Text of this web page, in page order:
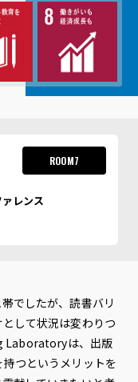
レンス
ROOM7
でしたが、読書バリ
して状況は変わりつ
Laboratoryは、出版
つというメリットを